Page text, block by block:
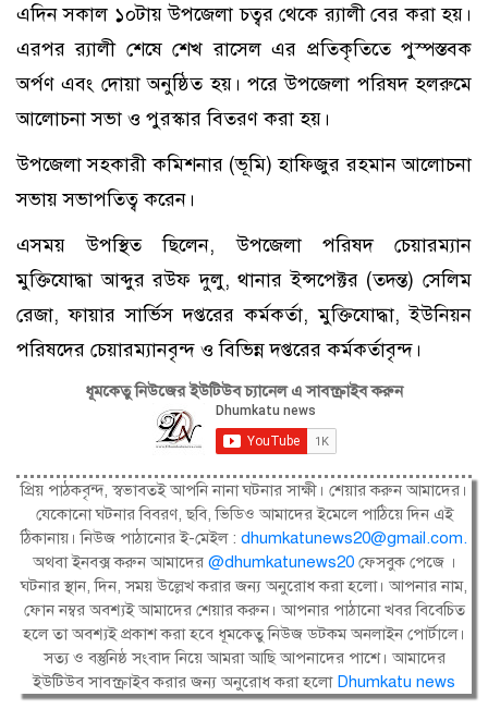
এদিন সকাল ১০টায় উপজেলা চত্বর থেকে র‌্যালী বের করা হয়।
এরপর র‌্যালী শেষে শেখ রাসেল এর প্রতিকৃতিতে পুস্পস্তবক
অর্পণ এবং দোয়া অনুষ্ঠিত হয়। পরে উপজেলা পরিষদ হলরুমে
আলোচনা সভা ও পুরস্কার বিতরণ করা হয়।
উপজেলা সহকারী কমিশনার (ভূমি) হাফিজুর রহমান আলোচনা
সভায় সভাপতিত্ব করেন।
এসময় উপস্থিত ছিলেন, উপজেলা পরিষদ চেয়ারম্যান
মুক্তিযোদ্ধা আব্দুর রউফ দুলু, থানার ইন্সপেক্টর (তদন্ত) সেলিম
রেজা, ফায়ার সার্ভিস দপ্তরের কর্মকর্তা, মুক্তিযোদ্ধা, ইউনিয়ন
পরিষদের চেয়ারম্যানবৃন্দ ও বিভিন্ন দপ্তরের কর্মকর্তাবৃন্দ।
ধূমকেতু নিউজের ইউটিউব চ্যানেল এ সাবস্ক্রাইব করুন
প্রিয় পাঠকবৃন্দ, স্বভাবতই আপনি নানা ঘটনার সাক্ষী। শেয়ার করুন আমাদের।
যেকোনো ঘটনার বিবরণ, ছবি, ভিডিও আমাদের ইমেলে পাঠিয়ে দিন এই
ঠিকানায়। নিউজ পাঠানোর ই-মেইল : dhumkatunews20@gmail.com.
অথবা ইনবক্স করুন আমাদের@dhumkatunews20 ফেসবুক পেজে ।
ঘটনার স্থান, দিন, সময় উল্লেখ করার জন্য অনুরোধ করা হলো। আপনার নাম,
ফোন নম্বর অবশ্যই আমাদের শেয়ার করুন। আপনার পাঠানো খবর বিবেচিত
হলে তা অবশ্যই প্রকাশ করা হবে ধূমকেতু নিউজ ডটকম অনলাইন পোর্টালে।
সত্য ও বস্তুনিষ্ঠ সংবাদ নিয়ে আমরা আছি আপনাদের পাশে। আমাদের
ইউটিউব সাবস্ক্রাইব করার জন্য অনুরোধ করা হলো Dhumkatu news